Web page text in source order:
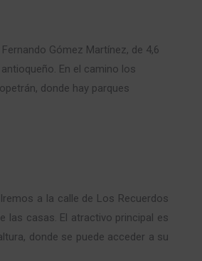
Gómez Martínez, de 4,6
En el camino los
donde hay parques
a la calle de Los Recuerdos
las casas. El atractivo principal es
donde se puede acceder a su